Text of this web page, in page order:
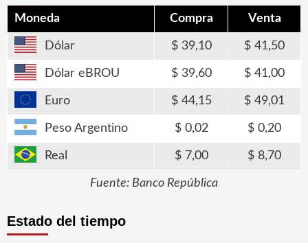
Moneda Compra Venta
Dólar 39,10 41,50
Dólar eBROU 39,60 41,00
Euro 44,15 49,01
Peso Argentino 0,02 0,20
Real 7,00 8,70
Fuente: Banco República
Estado del tiempo